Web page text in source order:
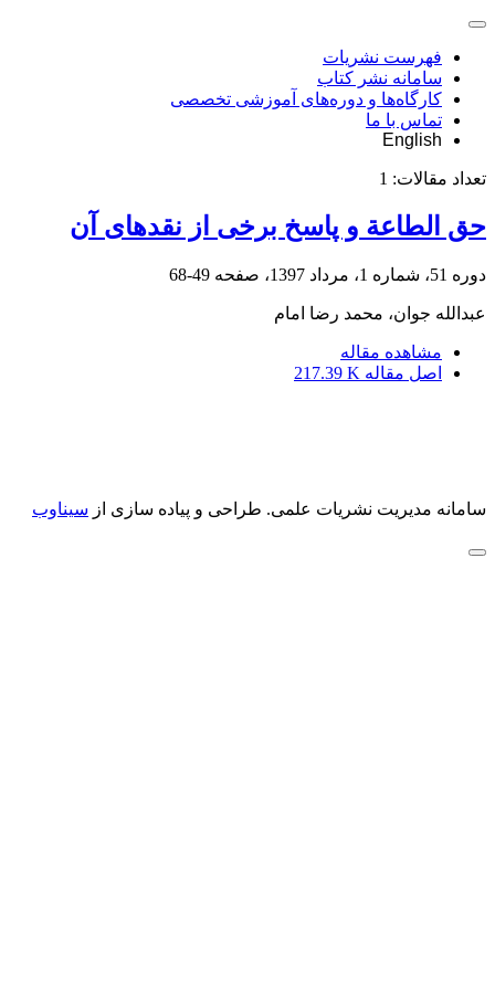
فهرست نشریات
سامانه نشر کتاب
کارگاه‌ها و دوره‌های آموزشی تخصصی
تماس با ما
English
تعداد مقالات: 1
حق الطاعة و پاسخ برخی از نقدهای آن
دوره 51، شماره 1، مرداد 1397، صفحه 49-68
عبدالله جوان، محمد رضا امام
مشاهده مقاله
اصل مقاله 217.39 K
سامانه مدیریت نشریات علمی. طراحی و پیاده سازی از سیناوب